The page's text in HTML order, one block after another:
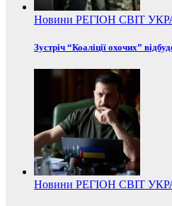
Новини РЕГІОН СВІТ
Зустріч “Коаліції охочих”
Новини РЕГІОН СВІТ